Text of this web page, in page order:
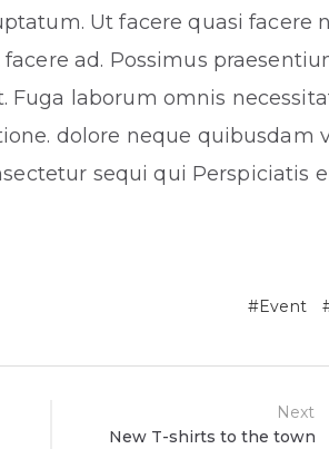
Ut facere quasi facere
ad. Possimus
Fuga laborum omnis
dolore neque quibusdam
sequi qui Perspiciatis
Event
Next
New T-shirts to the town